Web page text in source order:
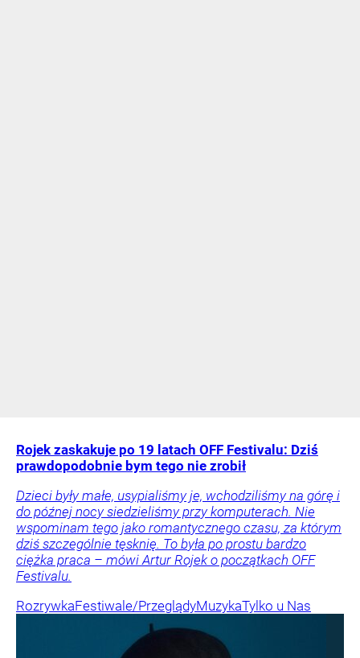
Rojek zaskakuje po 19 latach OFF Festivalu: Dziś
prawdopodobnie bym tego nie zrobił
Dzieci były małe, usypialiśmy je, wchodziliśmy na górę i
do późnej nocy siedzieliśmy przy komputerach. Nie
wspominam tego jako romantycznego czasu, za którym
dziś szczególnie tęsknię. To była po prostu bardzo
ciężka praca – mówi Artur Rojek o początkach OFF
Festivalu.
RozrywkaFestiwale/PrzeglądyMuzykaTylko u Nas